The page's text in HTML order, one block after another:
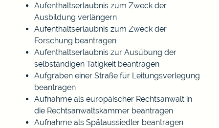
Aufenthaltserlaubnis zum Zweck der
Ausbildung verlängern
Aufenthaltserlaubnis zum Zweck der
Forschung beantragen
Aufenthaltserlaubnis zur Ausübung der
selbständigen Tätigkeit beantragen
Aufgraben einer Straße für Leitungsverlegung
beantragen
Aufnahme als europäischer Rechtsanwalt in
die Rechtsanwaltskammer beantragen
Aufnahme als Spätaussiedler beantragen